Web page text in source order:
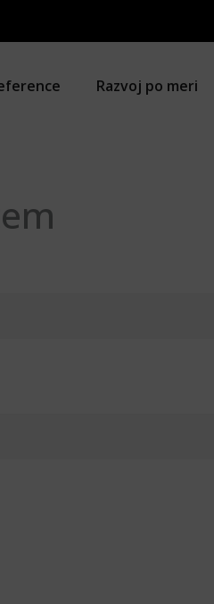
Razvoj po meri